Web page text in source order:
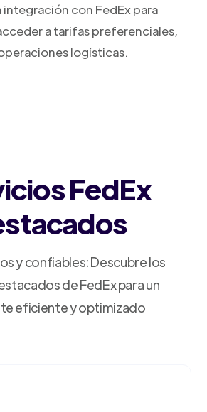
con FedEx para
a tarifas preferenciales,
logísticas.
FedEx
y confiables: Descubre los
de FedEx para un
eficiente y optimizado